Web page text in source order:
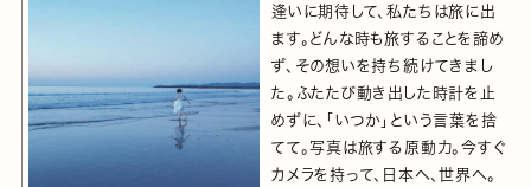
逢いに期待して、私たちは旅に出
ます。どんな時も旅することを諦め
ず、その想いを持ち続けてきまし
た。ふたたび動き出した時計を止
めずに、「いつか」という言葉を捨
てて。写真は旅する原動力。今すぐ
カメラを持って、日本へ、世界へ。